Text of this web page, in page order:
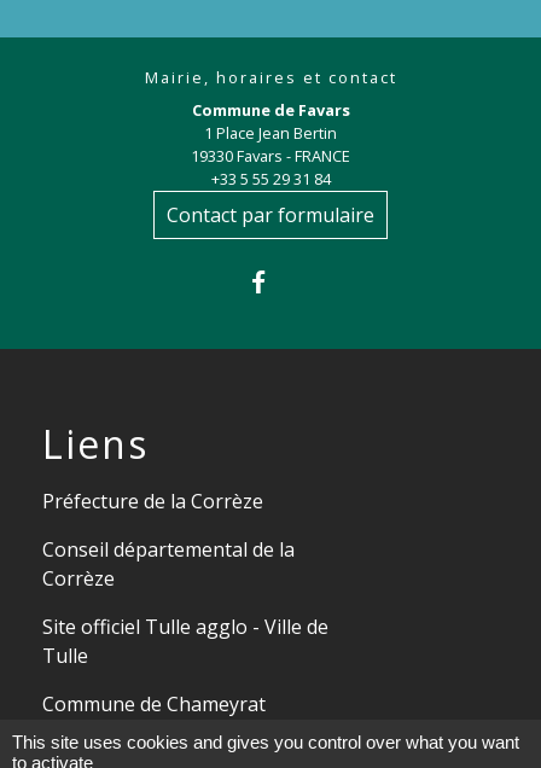
Mairie, horaires et contact
Commune de Favars
1 Place Jean Bertin
19330 Favars - FRANCE
+33 5 55 29 31 84
Contact par formulaire
Liens
Préfecture de la Corrèze
Conseil départemental de la
Corrèze
Site officiel Tulle agglo - Ville de
Tulle
Commune de Chameyrat
Commune de Saint-Mexant
This site uses cookies and gives you control over what you want
to activate